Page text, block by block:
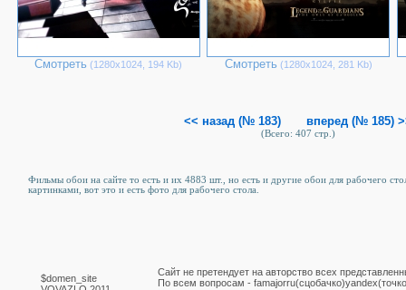
Смотреть (1280х1024, 194 Kb) Смотреть (1280х1024, 281 Kb)
<< назад (№ 183) вперед (№ 185)
(Всего: 407 стр.)
Фильмы обои на сайте то есть и их 4883 шт., но есть и другие обои для рабочего
картинками, вот это и есть фото для рабочего стола.
$domen_site
Сайт не претендует на авторство всех
По вcем вопросам -